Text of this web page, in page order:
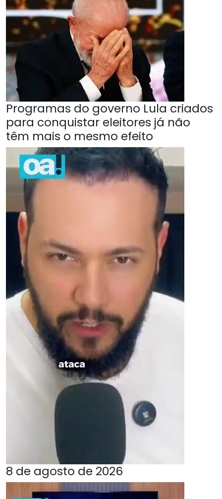
Programas do governo Lula criados
para conquistar eleitores já não
têm mais o mesmo efeito
8 de agosto de 2026